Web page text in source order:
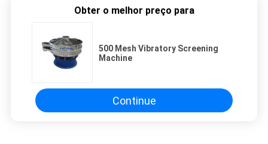
Obter o melhor preço para
500 Mesh Vibratory Screening
Machine
Continue